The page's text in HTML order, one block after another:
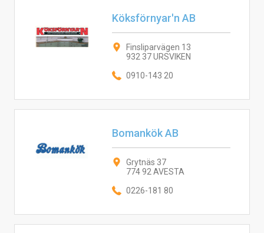
Köksförnyar'n AB
Finsliparvägen 13
932 37 URSVIKEN
0910-143 20
Bomankök AB
Grytnäs 37
774 92 AVESTA
0226-181 80